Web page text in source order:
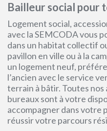
Bailleur social pour
Logement social,
avec la SEMCODA vous
dans un habitat collectif
pavillon en ville ou à la
un logement neuf,
l’ancien avec le service
terrain à bâtir. Toutes nos
bureaux sont à votre
accompagner dans votre
réussir votre parcours